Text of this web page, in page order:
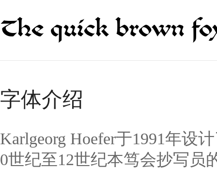
The quick brown
字体介绍
Karlgeorg Hoefer于1991年设
0世纪至12世纪本笃会抄写员